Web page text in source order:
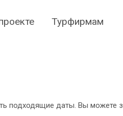
Турфирмам
подходящие даты. Вы можете